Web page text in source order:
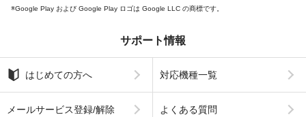
Google Play および Google Play ロゴは Google LLC の商標です。
サポート情報
はじめての方へ 対応機種一覧
メールサービス登録/解除 よくある質問